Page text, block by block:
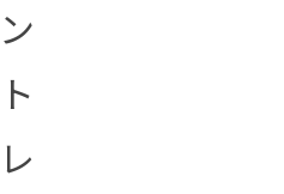
ン
ト
レ